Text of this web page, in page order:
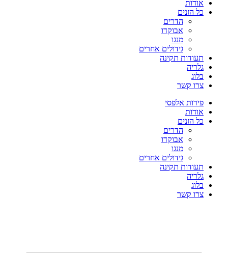
אודות
כל הזנים
הדרים
אבוקדו
מנגו
גידולים אחרים
תעודות תקינה
גלריה
בלוג
צרו קשר
פירות אלפסי
אודות
כל הזנים
הדרים
אבוקדו
מנגו
גידולים אחרים
תעודות תקינה
גלריה
בלוג
צרו קשר